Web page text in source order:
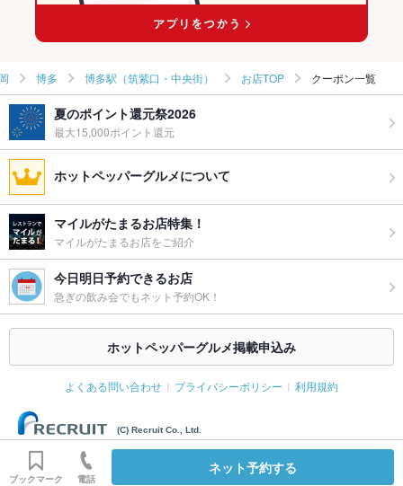
博多 博多駅（筑紫口・中央街） お店TOP クーポン一覧
夏のポイント還元祭2026
最大15,000ポイント還元
ホットペッパーグルメについて
マイルがたまるお店特集！
マイルがたまるお店をご紹介
今日明日予約できるお店
急ぎの飲み会でもネット予約OK！
ホットペッパーグルメ掲載申込み
よくある問い合わせ プライバシーポリシー 利用規約
(C) Recruit Co., Ltd.
ブックマーク 電話
ネット予約する